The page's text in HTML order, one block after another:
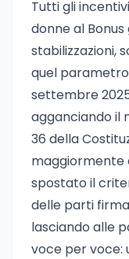
Tutti gli
donne al
stabilizzazioni,
quel
settembre
agganciando il
36 della
maggiormente
spostato il
delle parti
lasciando alle
voce per voce: